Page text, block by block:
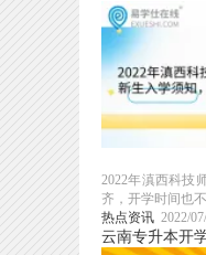
2022年滇西科技
齐，开学时间也
热点资讯 2022/
云南专升本开